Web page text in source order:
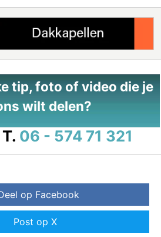
tip, foto of video die je
wilt delen?
T. 06 - 574 71 321
op Facebook
Post op X